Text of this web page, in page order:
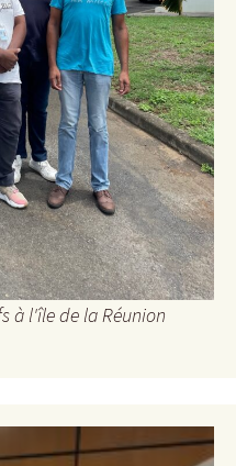
à l'île de la Réunion